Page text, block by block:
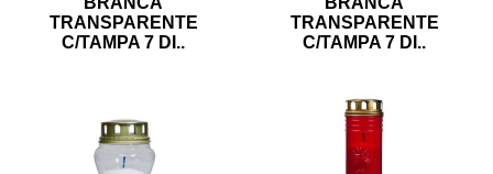
TRANSPARENTE
C/TAMPA 7 DI ..
TRANSPARENTE
C/TAMPA 7 DI ..